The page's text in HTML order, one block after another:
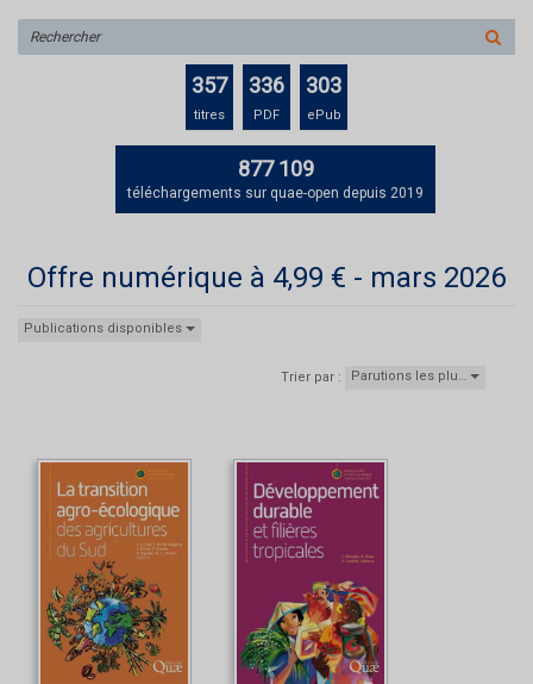
sur
le
357
titres
336
PDF
303
ePub
877 109
téléchargements sur quae-open depuis 2019
Offre numérique à 4,99 € - mars 2026
Publications disponibles
Trier par : Parutions les plu…